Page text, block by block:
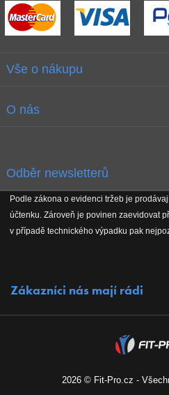
Vše o nákupu
Obchodní podmínky
Reklamační řád
O nás
Koho podporujeme
Odběr newsletterů
Podle zákona o evidenci tržeb je
účtenku. Zároveň je povinen zaevidovat
v případě technického výpadku pak
Zákazníci nás mají rádi
2026 © Fit-Pro.cz -